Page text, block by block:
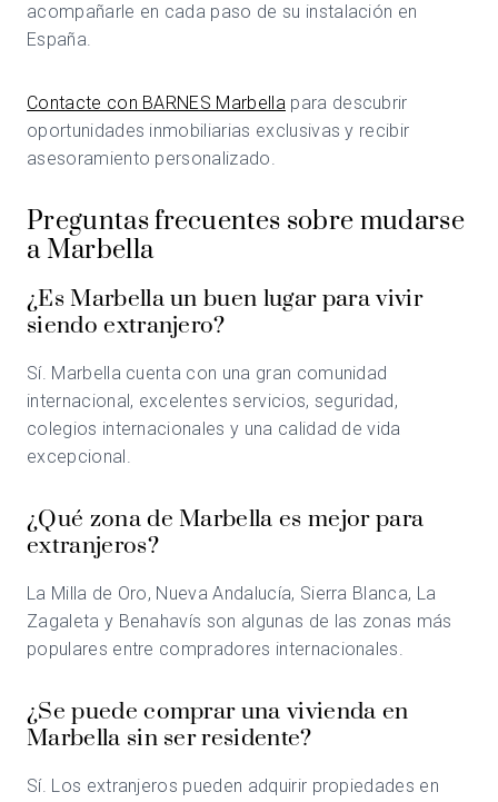
acompañarle en cada paso de su instalación en
España.
Contacte con BARNES Marbellapara descubrir
oportunidades inmobiliarias exclusivas y recibir
asesoramiento personalizado.
Preguntas frecuentes sobre mudarse
a Marbella
¿Es Marbella un buen lugar para vivir
siendo extranjero?
Sí. Marbella cuenta con una gran comunidad
internacional, excelentes servicios, seguridad,
colegios internacionales y una calidad de vida
excepcional.
¿Qué zona de Marbella es mejor para
extranjeros?
La Milla de Oro, Nueva Andalucía, Sierra Blanca, La
Zagaleta y Benahavís son algunas de las zonas más
populares entre compradores internacionales.
¿Se puede comprar una vivienda en
Marbella sin ser residente?
Sí. Los extranjeros pueden adquirir propiedades en